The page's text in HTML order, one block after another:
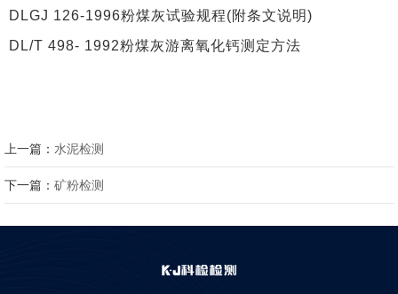
DLGJ 126-1996粉煤灰试验规程(附条文说明)
DL/T 498- 1992粉煤灰游离氧化钙测定方法
上一篇： 水泥检测
下一篇： 矿粉检测